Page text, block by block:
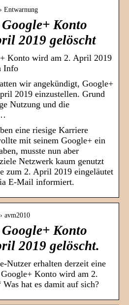
Entwarnung
Konto
2019 gelöscht
Konto wird am 2. April 2019
Info
wir angekündigt, Google+
2019 einzustellen. Grund
Nutzung und die
eine riesige Karriere
mit seinem Google+ ein
musste nun aber
Netzwerk kaum genutzt
zum 2. April 2019 eingeläutet
E-Mail informiert.
avm2010
Konto
2019 gelöscht.
Nutzer erhalten derzeit eine
Konto wird am 2.
hat es damit auf sich?